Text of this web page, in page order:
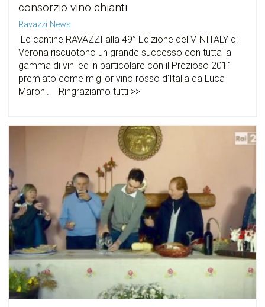
consorzio vino chianti
Ravazzi News
Le cantine RAVAZZI alla 49° Edizione del VINITALY di
Verona riscuotono un grande successo con tutta la
gamma di vini ed in particolare con il Prezioso 2011
premiato come miglior vino rosso d'Italia da Luca
Maroni. Ringraziamo tutti >>